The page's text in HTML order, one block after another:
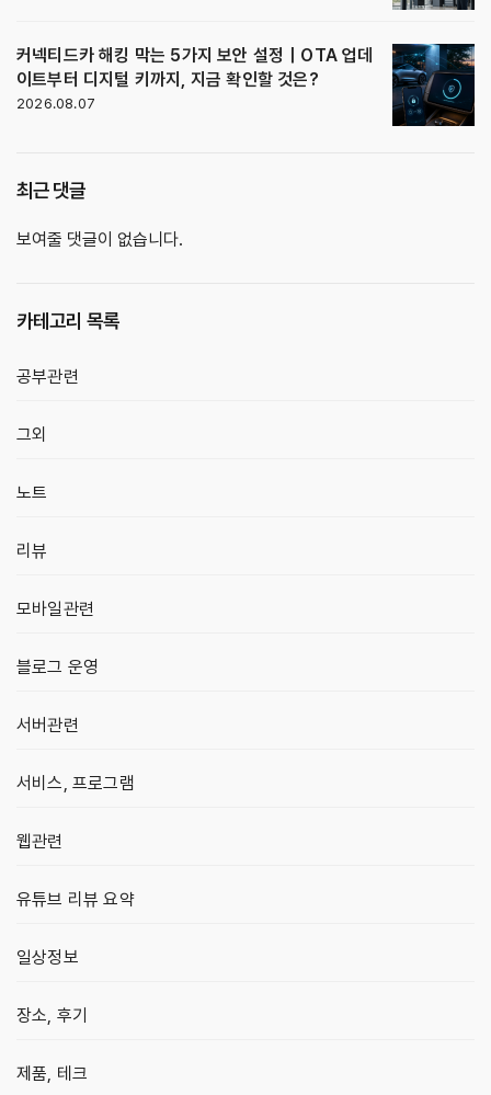
커넥티드카 해킹 막는 5가지 보안 설정｜OTA 업데
이트부터 디지털 키까지, 지금 확인할 것은?
2026.08.07
최근 댓글
보여줄 댓글이 없습니다.
카테고리 목록
공부관련
그외
노트
리뷰
모바일관련
블로그 운영
서버관련
서비스, 프로그램
웹관련
유튜브 리뷰 요약
일상정보
장소, 후기
제품, 테크